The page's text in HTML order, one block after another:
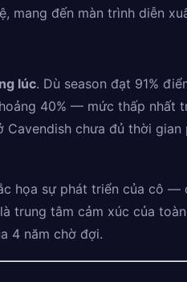
mang đến màn trình diễn
lúc. Dù season đạt 91%
40% — mức thấp nhất
chưa đủ thời
họa sự phát triển của cô —
trung tâm cảm xúc của
4 năm chờ đợi.